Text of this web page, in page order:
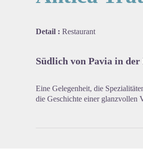
Detail : Restaurant
Südlich von Pavia in
Eine Gelegenheit, die
die Geschichte einer glanzvollen